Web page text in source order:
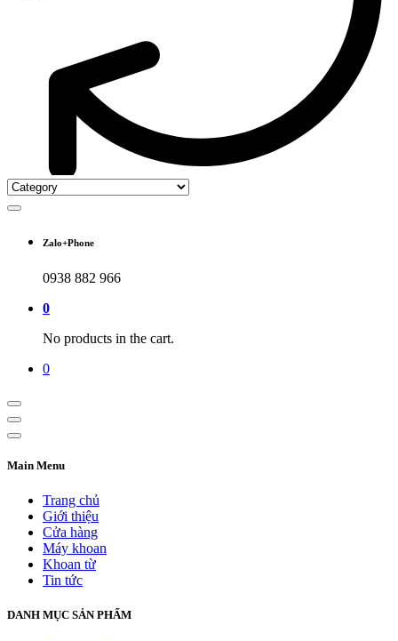
Zalo+Phone
0938 882 966
0
No products in the cart.
0
Main Menu
Trang chủ
Giới thiệu
Cửa hàng
Máy khoan
Khoan từ
Tin tức
DANH MỤC SẢN PHẨM